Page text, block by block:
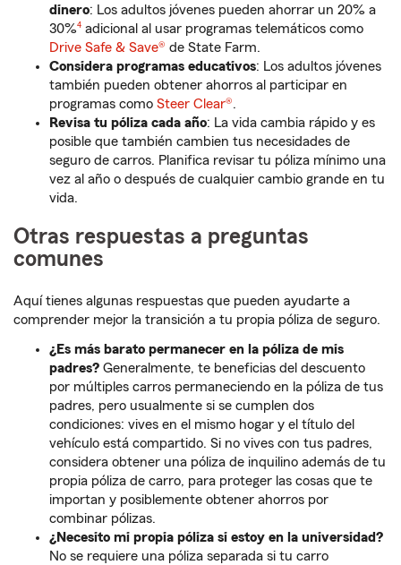
dinero: Los adultos jóvenes pueden ahorrar un 20% a
30%
Nota de pie de página
4 adicional al usar programas telemáticos como
Drive Safe & Save® de State Farm.
Considera programas educativos: Los adultos jóvenes
también pueden obtener ahorros al participar en
programas como Steer Clear®.
Revisa tu póliza cada año: La vida cambia rápido y es
posible que también cambien tus necesidades de
seguro de carros. Planifica revisar tu póliza mínimo una
vez al año o después de cualquier cambio grande en tu
vida.
Otras respuestas a preguntas
comunes
Aquí tienes algunas respuestas que pueden ayudarte a
comprender mejor la transición a tu propia póliza de seguro.
¿Es más barato permanecer en la póliza de mis
padres? Generalmente, te beneficias del descuento
por múltiples carros permaneciendo en la póliza de tus
padres, pero usualmente si se cumplen dos
condiciones: vives en el mismo hogar y el título del
vehículo está compartido. Si no vives con tus padres,
considera obtener una póliza de inquilino además de tu
propia póliza de carro, para proteger las cosas que te
importan y posiblemente obtener ahorros por
combinar pólizas.
¿Necesito mi propia póliza si estoy en la universidad?
No se requiere una póliza separada si tu carro